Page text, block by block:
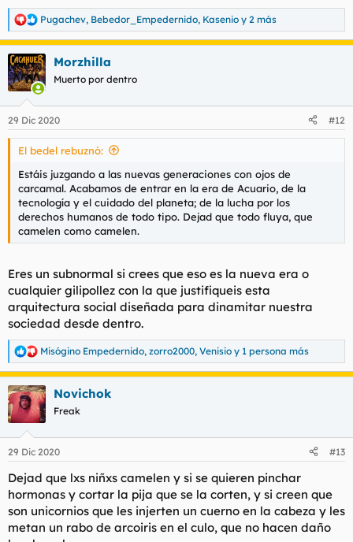
R
e
a
c
c
i
e
s
Pugachev, Bebedor_Empedernido, Kasenio y 2 más
Morzhilla
Muerto por dentro
29 Dic 2020 #12
El bedel rebuznó:
Estáis juzgando a las nuevas generaciones con ojos de
carcamal. Acabamos de entrar en la era de Acuario, de la
tecnología y el cuidado del planeta; de la lucha por los
derechos humanos de todo tipo. Dejad que todo fluya, que
camelen como camelen.
Eres un subnormal si crees que eso es la nueva era o
cualquier gilipollez con la que justifiqueis esta
arquitectura social diseñada para dinamitar nuestra
sociedad desde dentro.
R
e
a
c
c
i
e
:
Misógino Empedernido, zorro2000, Venisio y 1 persona más
Novichok
Freak
29 Dic 2020 #13
Dejad que lxs niñxs camelen y si se quieren pinchar
hormonas y cortar la pija que se la corten, y si creen que
son unicornios que les injerten un cuerno en la cabeza y les
metan un rabo de arcoiris en el culo, que no hacen daño